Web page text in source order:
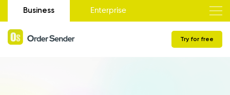
Business Enterprise
Try for free